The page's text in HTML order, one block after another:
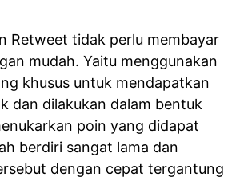
Retweet tidak perlu membayar
mudah. Yaitu menggunakan
khusus untuk mendapatkan
dan dilakukan dalam bentuk
poin yang didapat
berdiri sangat lama dan
dengan cepat tergantung